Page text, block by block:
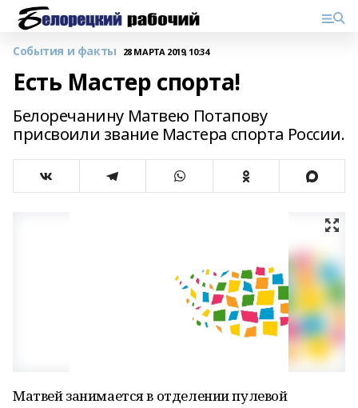
События и факты 28 МАРТА 2019, 10:34
Есть Мастер спорта!
Белоречанину Матвею Потапову
присвоили звание Мастера спорта России.
Матвей занимается в отделении пулевой